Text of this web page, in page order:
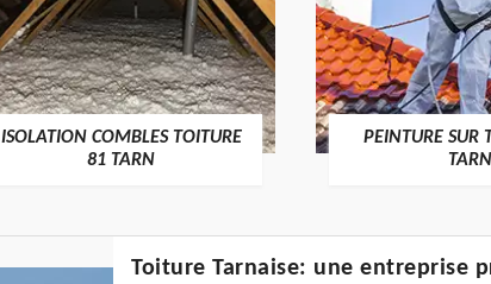
ISOLATION COMBLES TOITURE
81 TARN
PEINTURE SUR
TARN
Toiture Tarnaise: une entreprise